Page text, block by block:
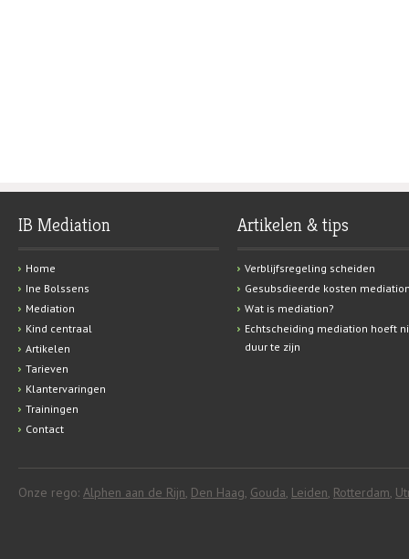
IB Mediation
Home
Ine Bolssens
Mediation
Kind centraal
Artikelen
Tarieven
Klantervaringen
Trainingen
Contact
Artikelen & tips
Verblijfsregeling scheiden
Gesubsdieerde kosten
Wat is mediation?
Echtscheiding mediation hoeft
duur te zijn
Onze rego: Alphen aan de Rijn, Den Haag, Gouda, Leiden, Rotterdam,